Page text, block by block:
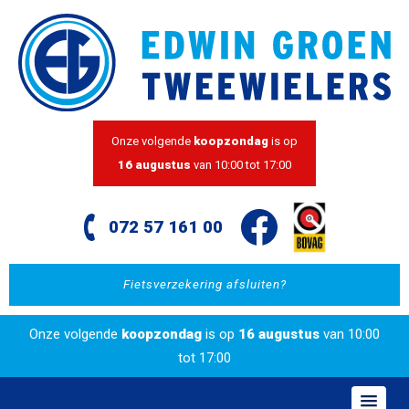
Onze volgende koopzondag is op
16 augustus van 10:00 tot 17:00
Fietsverzekering afsluiten?
072 57 161 00
Onze volgende koopzondag is op 16 augustus van 10:00
tot 17:00